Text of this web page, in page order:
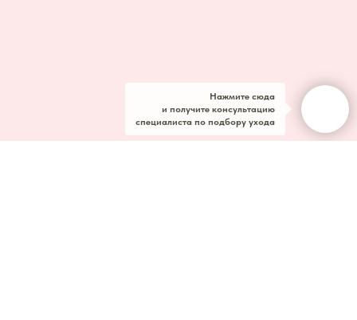
Нажмите сюда
и получите консультацию
специалиста по подбору ухода